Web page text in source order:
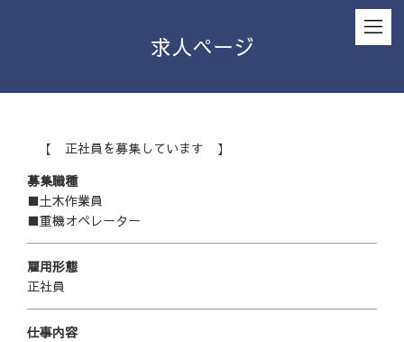
求人ページ
【 正社員を募集しています 】
募集職種
■土木作業員
■重機オペレーター
雇用形態
正社員
仕事内容